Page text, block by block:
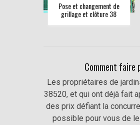
Pose et changement de
grillage et clôture 38
Comment faire
Les propriétaires de
38520, et qui ont déjà fait
des prix défiant la
possible pour vous de